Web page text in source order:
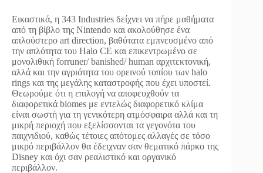
Εικαστικά, η 343 Industries δείχνει να πήρε μαθήματα
από τη βίβλο της Nintendo και ακολούθησε ένα
απλούστερο art direction, βαθύτατα εμπνευσμένο από
την απλότητα του Halo CE και επικεντρωμένο σε
μονολιθική forruner/ banished/ human αρχιτεκτονική,
αλλά και την αγριότητα του ορεινού τοπίου των halo
rings και της μεγάλης καταστροφής που έχει υποστεί.
Θεωρούμε ότι η επιλογή να αποφευχθούν τα
διαφορετικά biomes με εντελώς διαφορετικό κλίμα
είναι σωστή για τη γενικότερη ατμόσφαιρα αλλά και τη
μικρή περιοχή που εξελίσσονται τα γεγονότα του
παιχνιδιού, καθώς τέτοιες απότομες αλλαγές σε τόσο
μικρό περιβάλλον θα έδειχναν σαν θεματικό πάρκο της
Disney και όχι σαν ρεαλιστικό και οργανικό
περιβάλλον.